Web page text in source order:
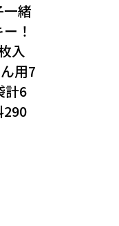
緒
！
入
用7
計6